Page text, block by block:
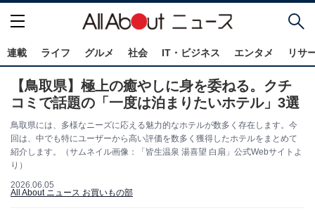
連載 ライフ グルメ 社会 IT・ビジネス エンタメ リサ
【鳥取県】極上の癒やしに身を委ねる。クチ
コミで話題の「一度は泊まりたいホテル」3選
鳥取県には、多様なニーズに応える魅力的なホテルが数多く存在します。今
回は、中でも特にユーザーから高い評価を数多く獲得したホテルをまとめて
紹介します。（サムネイル画像：「皆生温泉 湯喜望 白扇」公式Webサイトよ
り）
2026.06.05
All About ニュース お買いもの部